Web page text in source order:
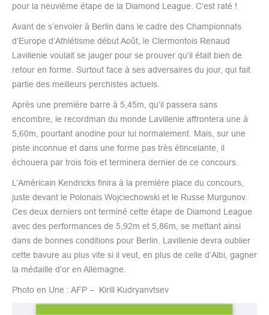
pour la neuvième étape de la Diamond League. C’est raté !
Avant de s’envoler à Berlin dans le cadre des Championnats
d’Europe d’Athlétisme début Août, le Clermontois Renaud
Lavillenie voulait se jauger pour se prouver qu’il était bien de
retour en forme. Surtout face à ses adversaires du jour, qui fait
partie des meilleurs perchistes actuels.
Après une première barre à 5,45m, qu’il passera sans
encombre, le recordman du monde Lavillenie affrontera une à
5,60m, pourtant anodine pour lui normalement. Mais, sur une
piste inconnue et dans une forme pas très étincelante, il
échouera par trois fois et terminera dernier de ce concours.
L’Américain Kendricks finira à la première place du concours,
juste devant le Polonais Wojciechowski et le Russe Murgunov.
Ces deux derniers ont terminé cette étape de Diamond League
avec des performances de 5,92m et 5,86m, se mettant ainsi
dans de bonnes conditions pour Berlin. Lavillenie devra oublier
cette bavure au plus vite si il veut, en plus de celle d’Albi, gagner
la médaille d’or en Allemagne.
Photo en Une : AFP – Kirill Kudryanvtsev